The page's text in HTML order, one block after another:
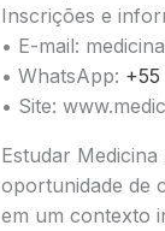
Inscrições e
• E-mail:
• WhatsApp:
• Site:
Estudar
oportunidade de
em um contexto